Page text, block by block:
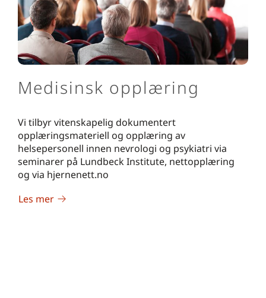
Medisinsk opplæring
Vi tilbyr vitenskapelig dokumentert
opplæringsmateriell og opplæring av
helsepersonell innen nevrologi og psykiatri via
seminarer på Lundbeck Institute, nettopplæring
og via hjernenett.no
Les mer